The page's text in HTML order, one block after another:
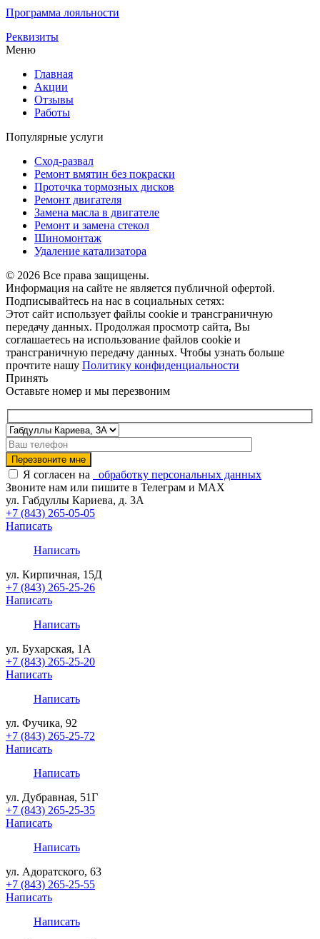
Программа лояльности
Реквизиты
Меню
Главная
Акции
Отзывы
Работы
Популярные услуги
Сход-развал
Ремонт вмятин без покраски
Проточка тормозных дисков
Ремонт двигателя
Замена масла в двигателе
Ремонт и замена стекол
Шиномонтаж
Удаление катализатора
© 2026 Все права защищены.
Информация на сайте не является публичной офертой.
Подписывайтесь на нас в социальных сетях:
Этот сайт использует файлы cookie и трансграничную
передачу данных. Продолжая просмотр сайта, Вы
соглашаетесь на использование файлов cookie и
трансграничную передачу данных. Чтобы узнать больше
прочтите нашу Политику конфиденциальности
Принять
Оставьте номер и мы перезвоним
Я согласен на
обработку персональных данных
Звоните нам или пишите в Телеграм и MAX
ул. Габдуллы Кариева, д. 3А
+7 (843) 265-05-05
Написать
Написать
ул. Кирпичная, 15Д
+7 (843) 265-25-26
Написать
Написать
ул. Бухарская, 1А
+7 (843) 265-25-20
Написать
Написать
ул. Фучика, 92
+7 (843) 265-25-72
Написать
Написать
ул. Дубравная, 51Г
+7 (843) 265-25-35
Написать
Написать
ул. Адоратского, 63
+7 (843) 265-25-55
Написать
Написать